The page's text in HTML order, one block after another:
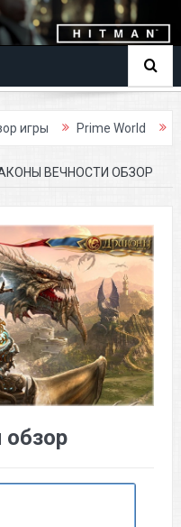
Prime World Dark
ВЕЧНОСТИ ОБЗОР